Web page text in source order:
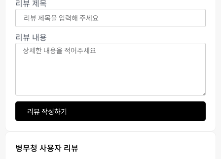
리뷰 제목
리뷰 내용
리뷰 작성하기
병무청 사용자 리뷰